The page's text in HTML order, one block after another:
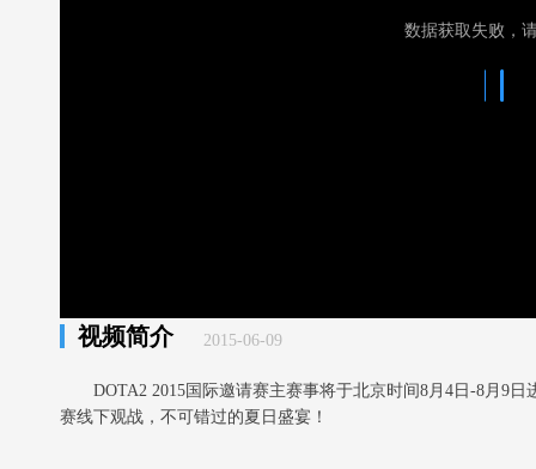
数据获取失败，
视频简介 2015-06-09
DOTA2 2015国际邀请赛主赛事将于北京时间8月4日-8月9
赛线下观战，不可错过的夏日盛宴！